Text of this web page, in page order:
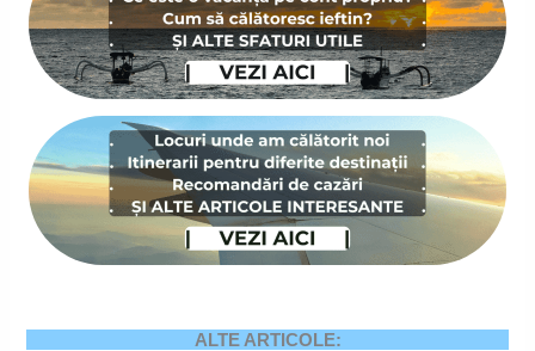
ALTE ARTICOLE: